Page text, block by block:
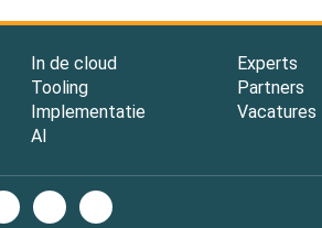
In de cloud
Tooling
Implementatie
AI
Experts
Partners
Vacatures